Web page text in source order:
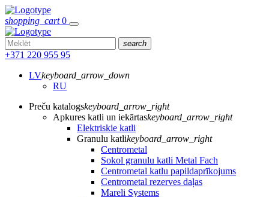
shopping_cart 0
search
+371 220 955 95
LVkeyboard_arrow_down
RU
Preču katalogskeyboard_arrow_right
Apkures katli un iekārtaskeyboard_arrow_right
Elektriskie katli
Granulu katlikeyboard_arrow_right
Centrometal
Sokol granulu katli Metal Fach
Centrometal katlu papildaprīkojums
Centrometal rezerves daļas
Mareli Systems